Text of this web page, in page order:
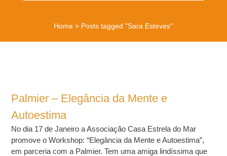
Home > Posts tagged "Sara Esteves"
Palmier – Elegância da Mente e
Autoestima
No dia 17 de Janeiro a Associação Casa Estrela do Mar
promove o Workshop: “Elegância da Mente e Autoestima”,
em parceria com a Palmier. Tem uma amiga lindíssima que